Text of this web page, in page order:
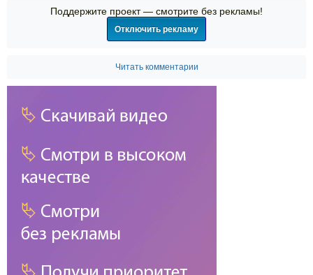
Поддержите проект — смотрите без рекламы!
Отключить рекламу
Читать комментарии